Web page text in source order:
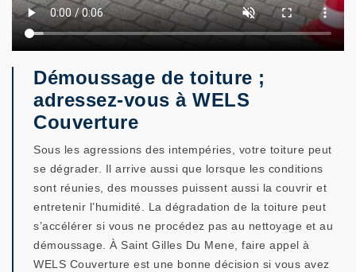
Démoussage de toiture ;
adressez-vous à WELS
Couverture
Sous les agressions des intempéries, votre toiture peut
se dégrader. Il arrive aussi que lorsque les conditions
sont réunies, des mousses puissent aussi la couvrir et
entretenir l’humidité. La dégradation de la toiture peut
s’accélérer si vous ne procédez pas au nettoyage et au
démoussage. À Saint Gilles Du Mene, faire appel à
WELS Couverture est une bonne décision si vous avez